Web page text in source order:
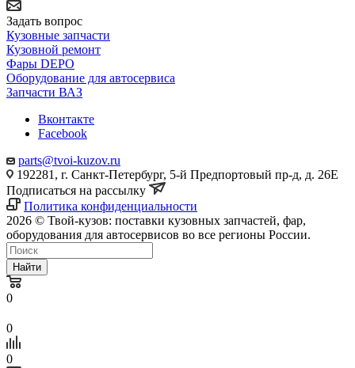
Задать вопрос
Кузовные запчасти
Кузовной ремонт
Фары DEPO
Оборудование для автосервиса
Запчасти ВАЗ
Вконтакте
Facebook
parts@tvoi-kuzov.ru
192281, г. Санкт-Петербург, 5-й Предпортовый пр-д, д. 26Е
Подписаться на рассылку
Политика конфиденциальности
2026 © Твой-кузов: поставки кузовных запчастей, фар,
оборудования для автосервисов во все регионы России.
Найти
0
0
0